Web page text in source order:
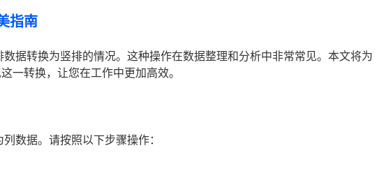
指南
据转换为竖排的情况。这种操作在数据整理和分析中非常常见。本文将为
一转换，让您在工作中更加高效。
数据。请按照以下步骤操作：